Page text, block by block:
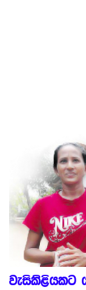
වැසිකිළියකට